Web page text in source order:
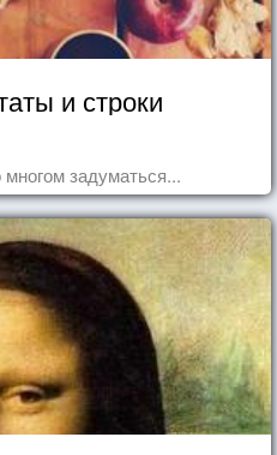
и строки
задуматься...